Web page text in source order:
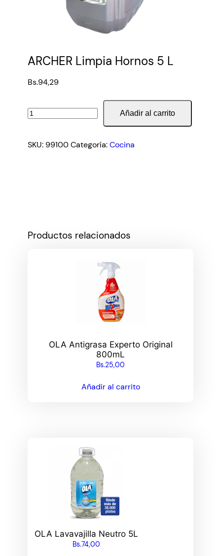
ARCHER Limpia Hornos 5 L
Bs.94,29
ARCHER
5
Añadir al carrito
SKU: 99100Categoría:Cocina
Productos relacionados
OLA Antigrasa Experto Original
800mL
Bs.25,00
Añadir al carrito
OLA Lavavajilla Neutro 5L
Bs.74,00